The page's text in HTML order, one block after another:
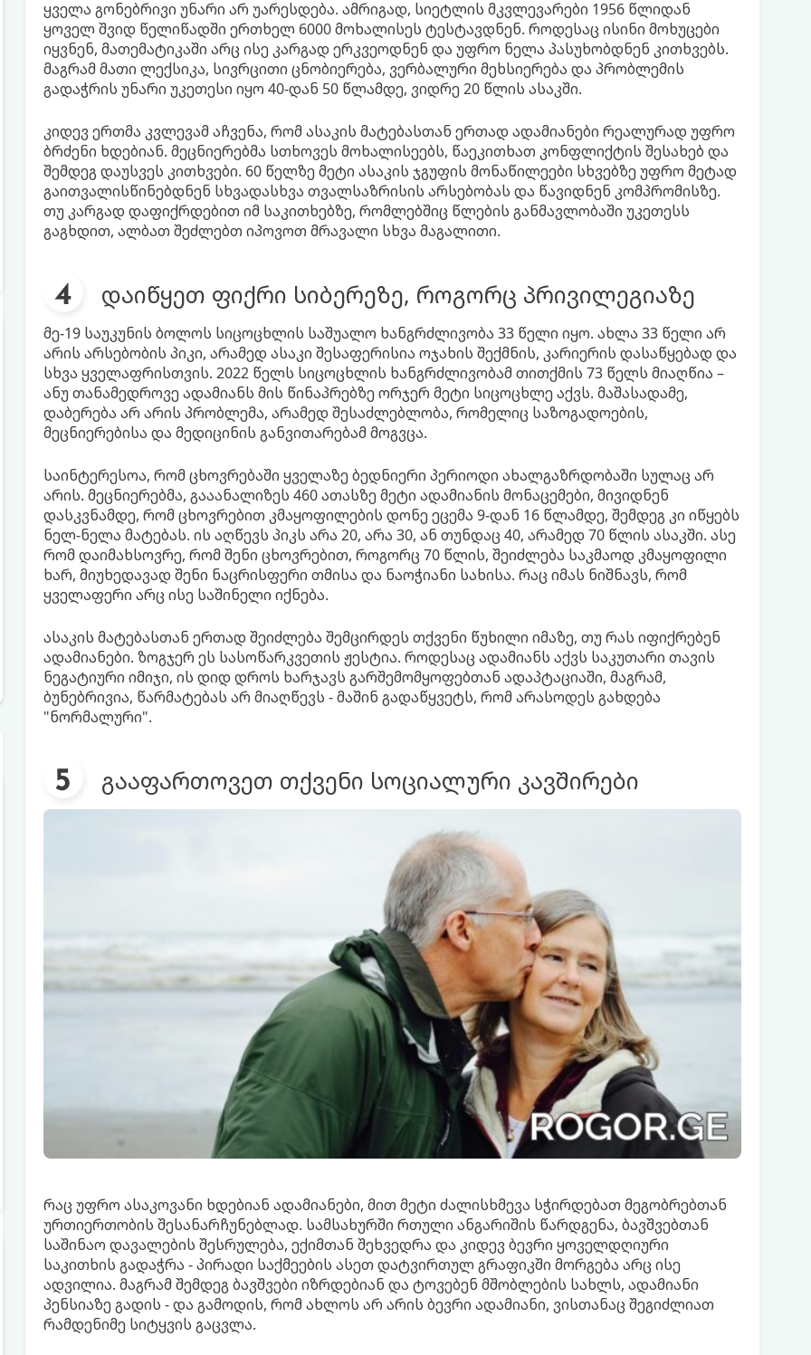
ყველა გონებრივი უნარი არ უარესდება. ამრიგად, სიეტლის მკვლევარები 1956 წლიდან
ყოველ შვიდ წელიწადში ერთხელ 6000 მოხალისეს ტესტავდნენ. როდესაც ისინი მოხუცები
იყვნენ, მათემატიკაში არც ისე კარგად ერკვეოდნენ და უფრო ნელა პასუხობდნენ კითხვებს.
მაგრამ მათი ლექსიკა, სივრცითი ცნობიერება, ვერბალური მეხსიერება და პრობლემის
გადაჭრის უნარი უკეთესი იყო 40-დან 50 წლამდე, ვიდრე 20 წლის ასაკში.
კიდევ ერთმა კვლევამ აჩვენა, რომ ასაკის მატებასთან ერთად ადამიანები რეალურად უფრო
ბრძენი ხდებიან. მეცნიერებმა სთხოვეს მოხალისეებს, წაეკითხათ კონფლიქტის შესახებ და
შემდეგ დაუსვეს კითხვები. 60 წელზე მეტი ასაკის ჯგუფის მონაწილეები სხვებზე უფრო მეტად
გაითვალისწინებდნენ სხვადასხვა თვალსაზრისის არსებობას და წავიდნენ კომპრომისზე.
თუ კარგად დაფიქრდებით იმ საკითხებზე, რომლებშიც წლების განმავლობაში უკეთესს
გაგხდით, ალბათ შეძლებთ იპოვოთ მრავალი სხვა მაგალითი.
დაიწყეთ ფიქრი სიბერეზე, როგორც პრივილეგიაზე
მე-19 საუკუნის ბოლოს სიცოცხლის საშუალო ხანგრძლივობა 33 წელი იყო. ახლა 33 წელი არ
არის არსებობის პიკი, არამედ ასაკი შესაფერისია ოჯახის შექმნის, კარიერის დასაწყებად და
სხვა ყველაფრისთვის. 2022 წელს სიცოცხლის ხანგრძლივობამ თითქმის 73 წელს მიაღწია –
ანუ თანამედროვე ადამიანს მის წინაპრებზე ორჯერ მეტი სიცოცხლე აქვს. მაშასადამე,
დაბერება არ არის პრობლემა, არამედ შესაძლებლობა, რომელიც საზოგადოების,
მეცნიერებისა და მედიცინის განვითარებამ მოგვცა.
საინტერესოა, რომ ცხოვრებაში ყველაზე ბედნიერი პერიოდი ახალგაზრდობაში სულაც არ
არის. მეცნიერებმა, გააანალიზეს 460 ათასზე მეტი ადამიანის მონაცემები, მივიდნენ
დასკვნამდე, რომ ცხოვრებით კმაყოფილების დონე ეცემა 9-დან 16 წლამდე, შემდეგ კი იწყებს
ნელ-ნელა მატებას. ის აღწევს პიკს არა 20, არა 30, ან თუნდაც 40, არამედ 70 წლის ასაკში. ასე
რომ დაიმახსოვრე, რომ შენი ცხოვრებით, როგორც 70 წლის, შეიძლება საკმაოდ კმაყოფილი
ხარ, მიუხედავად შენი ნაცრისფერი თმისა და ნაოჭიანი სახისა. რაც იმას ნიშნავს, რომ
ყველაფერი არც ისე საშინელი იქნება.
ასაკის მატებასთან ერთად შეიძლება შემცირდეს თქვენი წუხილი იმაზე, თუ რას იფიქრებენ
ადამიანები. ზოგჯერ ეს სასოწარკვეთის ჟესტია. როდესაც ადამიანს აქვს საკუთარი თავის
ნეგატიური იმიჯი, ის დიდ დროს ხარჯავს გარშემომყოფებთან ადაპტაციაში, მაგრამ,
ბუნებრივია, წარმატებას არ მიაღწევს - მაშინ გადაწყვეტს, რომ არასოდეს გახდება
"ნორმალური".
გააფართოვეთ თქვენი სოციალური კავშირები
რაც უფრო ასაკოვანი ხდებიან ადამიანები, მით მეტი ძალისხმევა სჭირდებათ მეგობრებთან
ურთიერთობის შესანარჩუნებლად. სამსახურში რთული ანგარიშის წარდგენა, ბავშვებთან
საშინაო დავალების შესრულება, ექიმთან შეხვედრა და კიდევ ბევრი ყოველდღიური
საკითხის გადაჭრა - პირადი საქმეების ასეთ დატვირთულ გრაფიკში მორგება არც ისე
ადვილია. მაგრამ შემდეგ ბავშვები იზრდებიან და ტოვებენ მშობლების სახლს, ადამიანი
პენსიაზე გადის - და გამოდის, რომ ახლოს არ არის ბევრი ადამიანი, ვისთანაც შეგიძლიათ
რამდენიმე სიტყვის გაცვლა.